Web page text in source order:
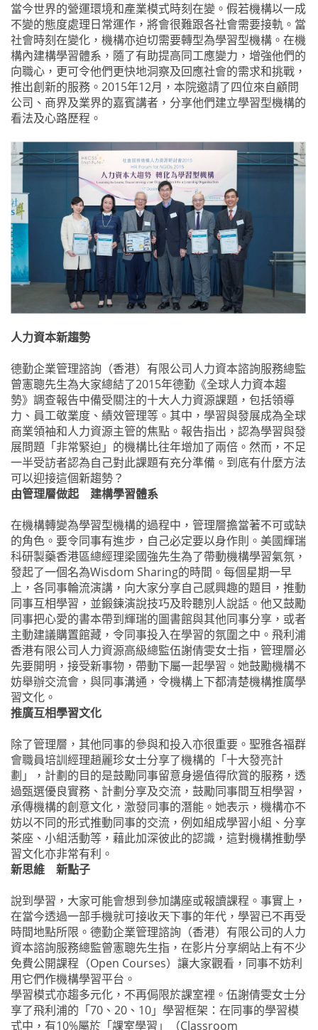
當今世界的營運環境和產業模式時刻在變。假若機構以一成
不變的態度處理日常運作，將會很難跟各社會需要接軌。當
社會時刻在變化，機構亦迫切需要轉型為學習型機構。在機
構內建構學習體系，隨了有助提高同工應變力，增強他們的
向職心，更可令他們更快地洞察及回應社會的需求和挑戰，
推出創新的服務。2015年12月，本院邀請了四位來自顧問
公司、商界及業界的嘉賓講者，分享他們建立學習型機構的
看法及心路歷程。
人力資本新趨勢
德勤企業管理諮詢（香港）有限公司人力資本諮詢服務總監
曾憲聰先生為大家總結了2015年德勤《全球人力資本趨
勢》調查報告中備受關注的十大人力資源課題，包括領導
力、員工敬業度、績效管理等。其中，學習與發展成為全球
商業領袖和人力資源主管的焦點。報告指出，認為學習與發
展問題「非常緊迫」的機構比往年增加了兩倍。然而，不足
一半受訪者認為自己對此課題有充分準備。到底有什麼方法
可以迎接這個新趨勢？
由管理層做起 建構學習體系
在機構轉變為學習型機構的過程中，管理層擔當著不可或缺
的角色。要令同事有進步，自己必定要以身作則。美國輝瑞
科研製藥香港區總經理梁國強先生為了帶動機構學習氣氛，
發起了一個名為Wisdom Sharing的時間。每個星期一早
上，各同事輪流演講，向大家分享自己感興趣的題目，推動
同事互相學習，並鍛鍊演說技巧及聆聽別人說話。他又鼓勵
同事把心愛的書本帶到輝瑞的圖書館與其他同事分享，或者
主動建議購置館藏，令同事投入在學習的氛圍之中。飛利浦
香港有限公司人力資源高級總監伍謝倩雯女士指，管理層必
先要開明，接受新事物，帶動下屬一起學習。她鼓勵機構不
妨舉辦交流會，與同事溝通，令機構上下都清楚機構推廣學
習文化。
推廣互相學習文化
除了管理層，其他同事的參與和投入亦很重要。聖雅各福群
會職員培訓經理趙麗珍女士分享了機構的「十大發亮計
劃」，計劃的目的是鼓勵同事留意身邊值得欣賞的服務，透
過甄選優良實務、計劃分享及交流，鼓勵同事間互相學習，
承傳機構的創意文化，激發同事的潛能。她表示，機構亦不
妨以不同的形式推動同事的交流，例如組成學習小組、分享
茶座、小組活動等，藉此加深彼此的認識，這對機構推動學
習文化亦非常有利。
新思維 新點子
說到學習，大家可能會想到參加講座或報讀課程。事實上，
在當今透過一部手機就可接收天下事的年代，學習已不再受
時間地點所限。德勤企業管理諮詢（香港）有限公司的人力
資本諮詢服務總監曾憲聰先生指，在影片分享網站上有不少
免費公開課程（Open Courses）讓大家觀看，同事不妨利
用它們作機構學習平台。
學習模式亦趨多元化，不再侷限於課室裡。伍謝倩雯女士分
享了飛利浦的「70、20、10」學習框架：在同事的學習模
式中，有10%屬於「課室學習」（Classroom